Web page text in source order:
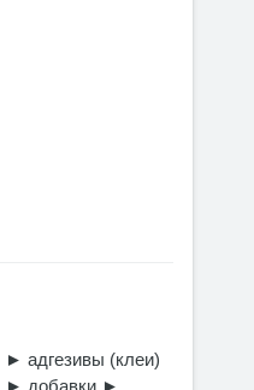
► адгезивы (клеи)
► добавки ►